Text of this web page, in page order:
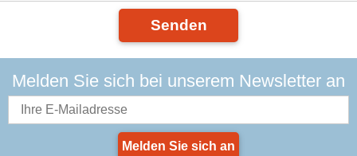
Senden
Melden Sie sich bei unserem Newsletter an
Melden Sie sich an